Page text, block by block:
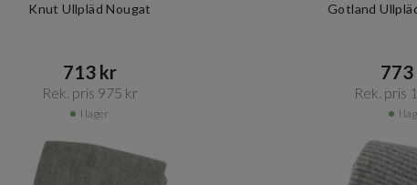
Knut Ullpläd Nougat
713 kr​​
Rek. pris 975 kr​​
I lager
Gotland
Rek. pris
I